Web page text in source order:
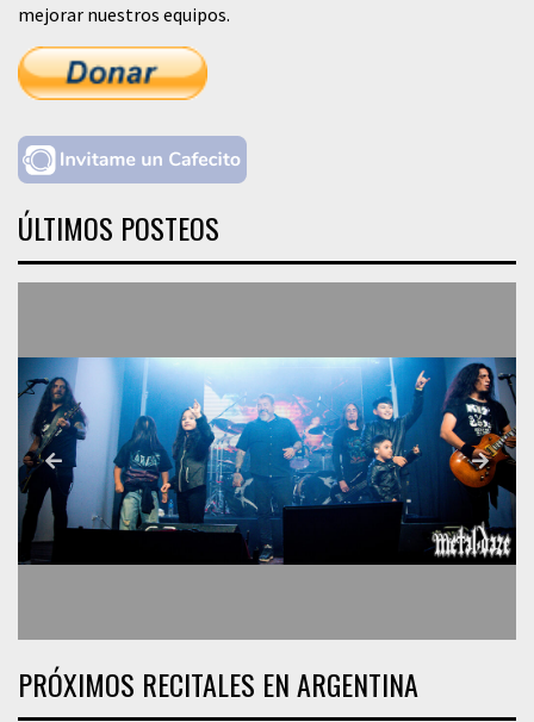
mejorar nuestros equipos.
ÚLTIMOS POSTEOS
PRÓXIMOS RECITALES EN ARGENTINA